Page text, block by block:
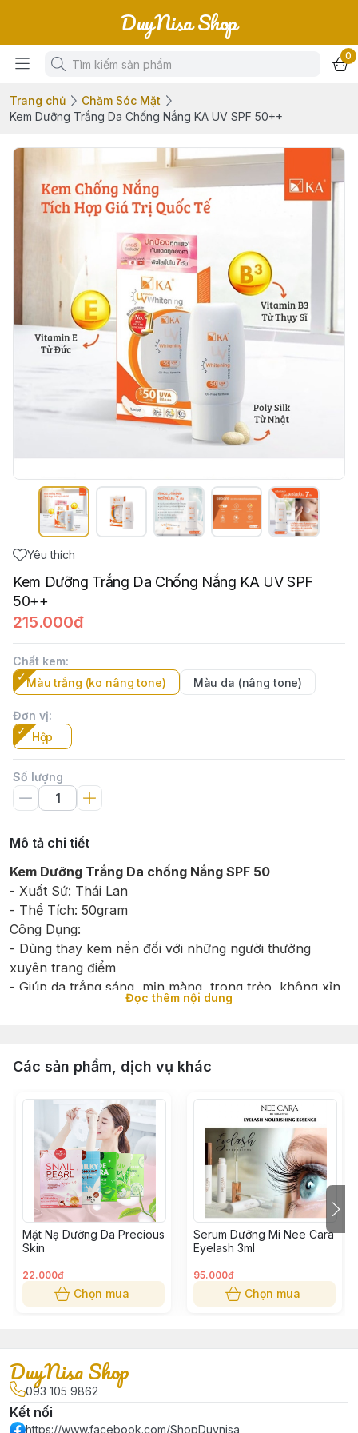
DuyNisa Shop
0
Trang chủ
Chăm Sóc Mặt
Kem Dưỡng Trắng Da Chống Nắng KA UV SPF 50++
Yêu thích
Kem Dưỡng Trắng Da Chống Nắng KA UV SPF
50++
215.000đ
Chất kem:
Màu trắng (ko nâng tone)
Màu da (nâng tone)
Đơn vị:
Hộp
Số lượng
Mô tả chi tiết
Kem Dưỡng Trắng Da chống Nắng SPF 50
- Xuất Sứ: Thái Lan
- Thể Tích: 50gram
Công Dụng:
- Dùng thay kem nền đối với những người thường
xuyên trang điểm
- Giúp da trắng sáng, mịn màng, trong trẻo, không xỉn
- Vitamin E và Kem dưỡng ẩm nuôi dưỡng và bổ sung
- Không chứa hương liệu và cồn không gây phản ứng
dị ứng hoặc bị kích thích da.
- không gây bóng dầu, không bết dính
Cách Sử Dụng:
- Trước khi ra ngoài, làm sạch da, thoa lên mặt và cổ
một lượng kem vừa đủ và tán đều.
Đọc thêm nội dung
Các sản phẩm, dịch vụ khác
Mặt Nạ Dưỡng Da Precious
Skin
22.000đ
Chọn mua
Serum Dưỡng Mi Nee Cara
Eyelash 3ml
95.000đ
Chọn mua
DuyNisa Shop
093 105 9862
Kết nối
https://www.facebook.com/ShopDuynisa